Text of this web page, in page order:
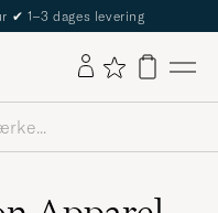
✔ 1–3 dages levering